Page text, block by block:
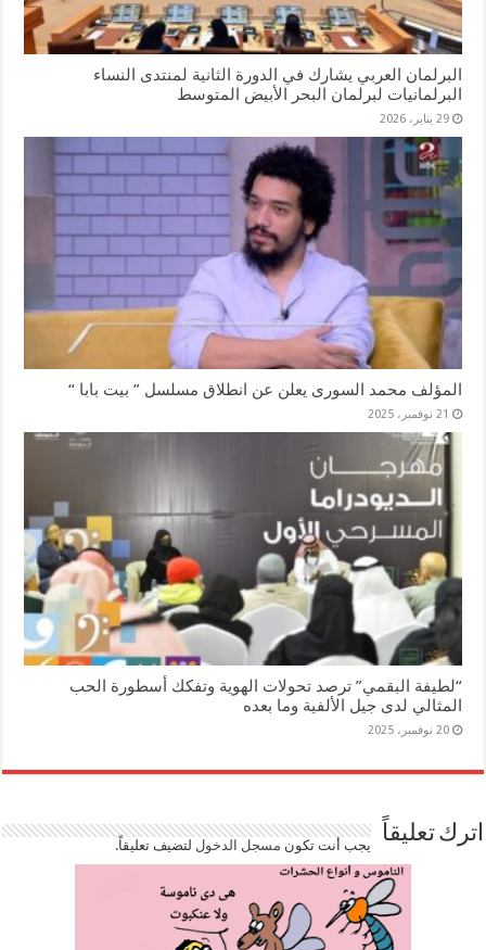
البرلمان العربي يشارك في الدورة الثانية لمنتدى النساء
البرلمانيات لبرلمان البحر الأبيض المتوسط
29 يناير، 2026
المؤلف محمد السورى يعلن عن انطلاق مسلسل ” بيت بابا “
21 نوفمبر، 2025
“لطيفة البقمي” ترصد تحولات الهوية وتفكك أسطورة الحب
المثالي لدى جيل الألفية وما بعده
20 نوفمبر، 2025
اترك تعليقاً يجب أنت تكون مسجل الدخوللتضيف تعليقاً.